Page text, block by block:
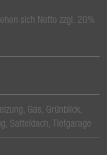
sich Netto zzgl. 20%
Gas Grünblick
Satteldach Tiefgarage